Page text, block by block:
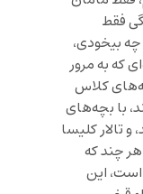
فقط
بیخودی،
که به مرور
کلاس‌
با بچه‌های
تالار کلیسا
چند که
این